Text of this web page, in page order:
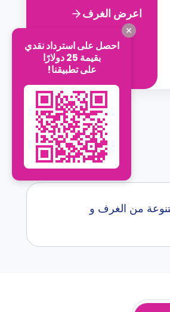
اعرض الغرف
من مجموعة متنوعة من الغرف و
احصل على استرداد نقدي
بقيمة 25 دولارًا
على تطبيقنا!